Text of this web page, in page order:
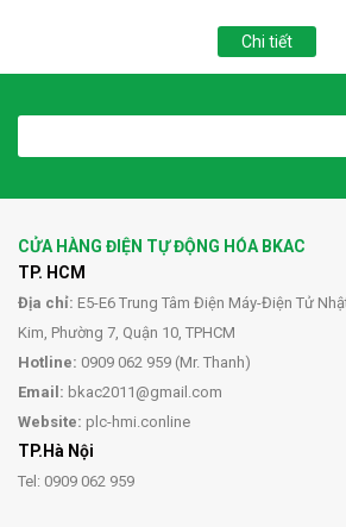
Chi tiết
CỬA HÀNG ĐIỆN TỰ ĐỘNG HÓA BKAC
TP. HCM
Địa chỉ: E5-E6 Trung Tâm Điện Máy-Điện Tử
Kim, Phường 7, Quận 10, TPHCM
Hotline: 0909 062 959 (Mr. Thanh)
Email: bkac2011@gmail.com
Website: plc-hmi.conline
TP.Hà Nội
Tel: 0909 062 959